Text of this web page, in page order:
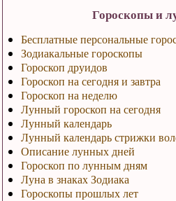
Гороскопы и
Бесплатные персональные
Зодиакальные гороскопы
Гороскоп друидов
Гороскоп на сегодня и завтра
Гороскоп на неделю
Лунный гороскоп на сегодня
Лунный календарь
Лунный календарь стрижки
Описание лунных дней
Гороскоп по лунным дням
Луна в знаках Зодиака
Гороскопы прошлых лет